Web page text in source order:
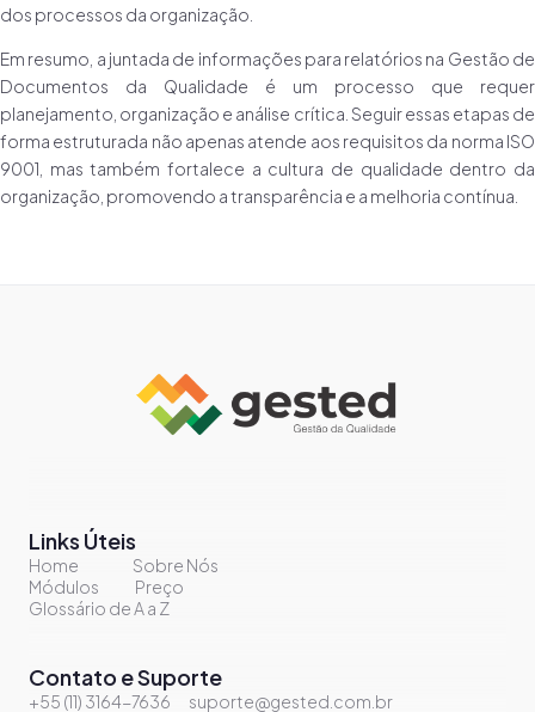
dos processos da organização.
Em resumo, a juntada de informações para relatórios na Gestão de
Documentos da Qualidade é um processo que requer
planejamento, organização e análise crítica. Seguir essas etapas de
forma estruturada não apenas atende aos requisitos da norma ISO
9001, mas também fortalece a cultura de qualidade dentro da
organização, promovendo a transparência e a melhoria contínua.
Links Úteis
Home
Sobre Nós
Módulos
Preço
Glossário de A a Z
Contato e Suporte
+55 (11) 3164-7636 suporte@gested.com.br